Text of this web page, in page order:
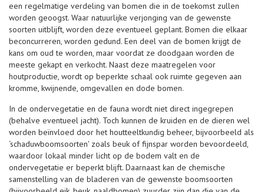
een regelmatige verdeling van bomen die in de toekomst zullen
worden geoogst. Waar natuurlijke verjonging van de gewenste
soorten uitblijft, worden deze eventueel geplant. Bomen die elkaar
beconcurreren, worden gedund. Een deel van de bomen krijgt de
kans om oud te worden, maar voordat ze doodgaan worden de
meeste gekapt en verkocht. Naast deze maatregelen voor
houtproductie, wordt op beperkte schaal ook ruimte gegeven aan
kromme, kwijnende, omgevallen en dode bomen.
In de ondervegetatie en de fauna wordt niet direct ingegrepen
(behalve eventueel jacht). Toch kunnen de kruiden en de dieren wel
worden beïnvloed door het houtteeltkundig beheer, bijvoorbeeld als
‘schaduwboomsoorten' zoals beuk of fijnspar worden bevoordeeld,
waardoor lokaal minder licht op de bodem valt en de
ondervegetatie er beperkt blijft. Daarnaast kan de chemische
samenstelling van de bladeren van de gewenste boomsoorten